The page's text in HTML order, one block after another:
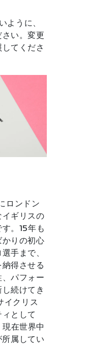
ように、
い。変更
してくださ
ロンドン
ギリスの
。15年も
りの初心
手まで、
得させる
パフォー
続けてき
イクリス
として
在世界中
属してい